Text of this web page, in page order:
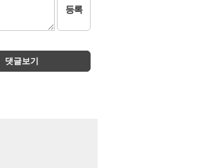
등록
댓글보기